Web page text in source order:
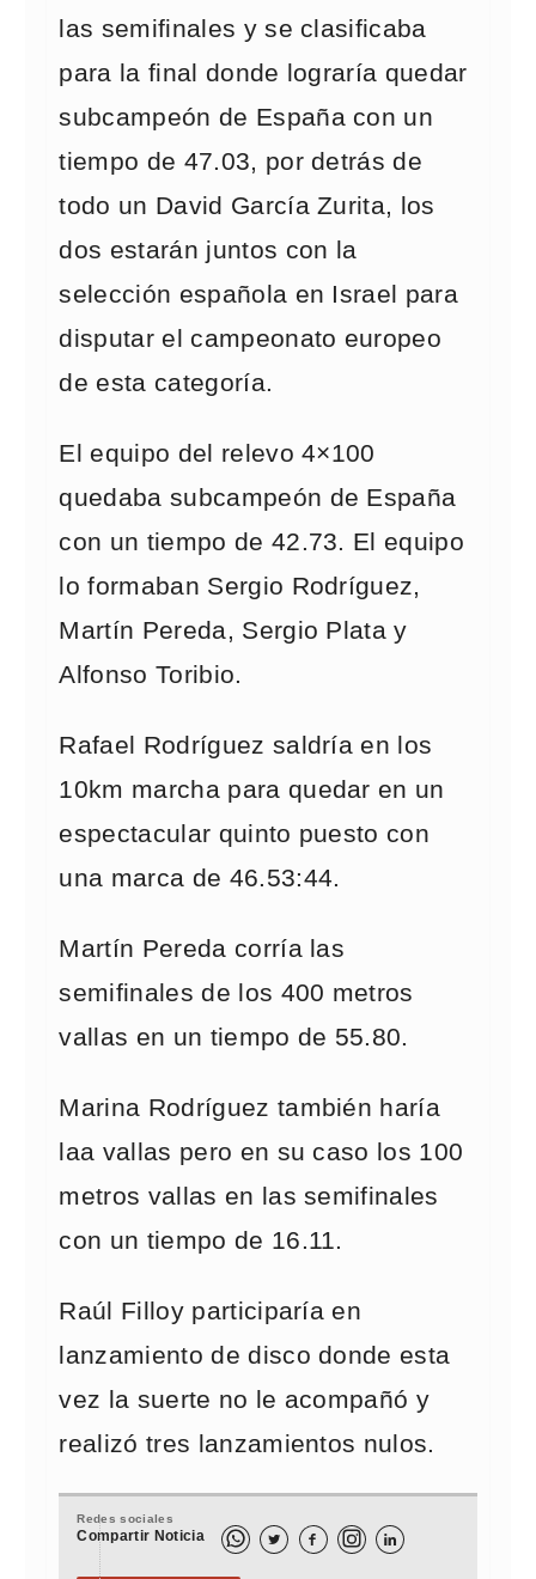
las semifinales y se clasificaba
para la final donde lograría quedar
subcampeón de España con un
tiempo de 47.03, por detrás de
todo un David García Zurita, los
dos estarán juntos con la
selección española en Israel para
disputar el campeonato europeo
de esta categoría.
El equipo del relevo 4×100
quedaba subcampeón de España
con un tiempo de 42.73. El equipo
lo formaban Sergio Rodríguez,
Martín Pereda, Sergio Plata y
Alfonso Toribio.
Rafael Rodríguez saldría en los
10km marcha para quedar en un
espectacular quinto puesto con
una marca de 46.53:44.
Martín Pereda corría las
semifinales de los 400 metros
vallas en un tiempo de 55.80.
Marina Rodríguez también haría
laa vallas pero en su caso los 100
metros vallas en las semifinales
con un tiempo de 16.11.
Raúl Filloy participaría en
lanzamiento de disco donde esta
vez la suerte no le acompañó y
realizó tres lanzamientos nulos.
Redes sociales
Compartir Noticia   